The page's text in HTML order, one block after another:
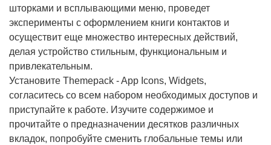
шторками и всплывающими меню, проведет
эксперименты с оформлением книги контактов и
осуществит еще множество интересных действий,
делая устройство стильным, функциональным и
привлекательным.
Установите Themepack - App Icons, Widgets,
согласитесь со всем набором необходимых доступов и
приступайте к работе. Изучите содержимое и
прочитайте о предназначении десятков различных
вкладок, попробуйте сменить глобальные темы или